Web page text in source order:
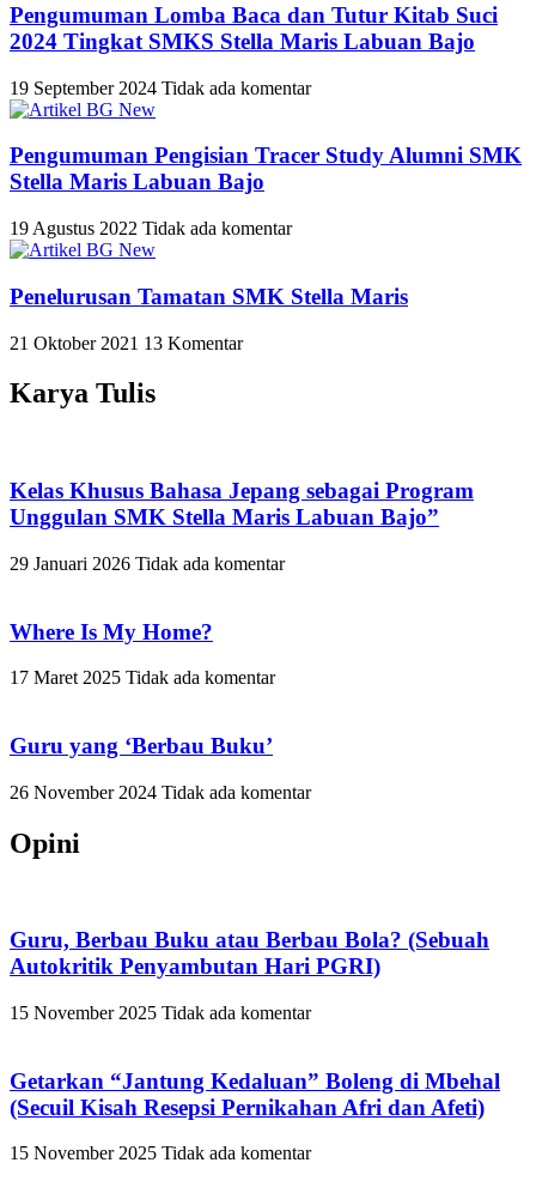
Pengumuman Lomba Baca dan Tutur Kitab Suci
2024 Tingkat SMKS Stella Maris Labuan Bajo
19 September 2024 Tidak ada komentar
Pengumuman Pengisian Tracer Study Alumni SMK
Stella Maris Labuan Bajo
19 Agustus 2022 Tidak ada komentar
Penelurusan Tamatan SMK Stella Maris
21 Oktober 2021 13 Komentar
Karya Tulis
Kelas Khusus Bahasa Jepang sebagai Program
Unggulan SMK Stella Maris Labuan Bajo”
29 Januari 2026 Tidak ada komentar
Where Is My Home?
17 Maret 2025 Tidak ada komentar
Guru yang ‘Berbau Buku’
26 November 2024 Tidak ada komentar
Opini
Guru, Berbau Buku atau Berbau Bola? (Sebuah
Autokritik Penyambutan Hari PGRI)
15 November 2025 Tidak ada komentar
Getarkan “Jantung Kedaluan” Boleng di Mbehal
(Secuil Kisah Resepsi Pernikahan Afri dan Afeti)
15 November 2025 Tidak ada komentar